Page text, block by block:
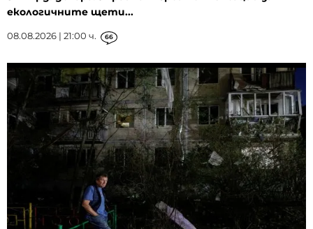
екологичните щети...
08.08.2026 | 21:00 ч. 66